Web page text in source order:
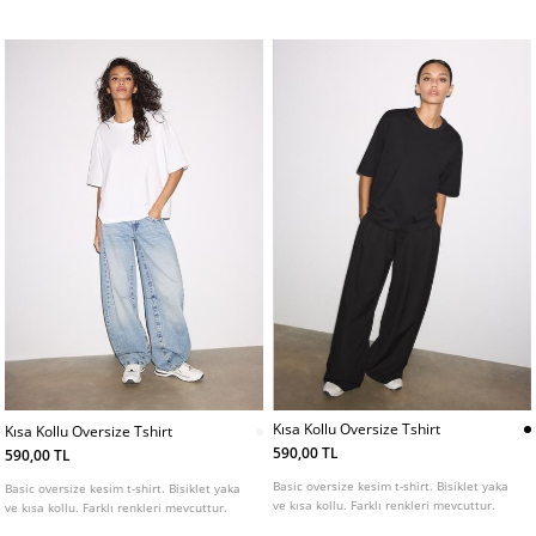
Kısa Kollu Oversize Tshirt
590,00 TL
Basic oversize kesim t-shirt. Bisiklet yaka
ve kısa kollu. Farklı renkleri mevcuttur.
Kısa Kollu Oversize Tshirt
590,00 TL
Basic oversize kesim t-shirt. Bisiklet yaka
ve kısa kollu. Farklı renkleri mevcuttur.